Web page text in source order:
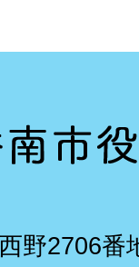
野2706番